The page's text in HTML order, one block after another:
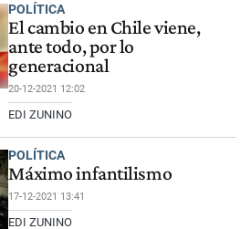
POLÍTICA
El cambio en Chile viene,
ante todo, por lo
generacional
20-12-2021 12:02
EDI ZUNINO
POLÍTICA
Máximo infantilismo
17-12-2021 13:41
EDI ZUNINO